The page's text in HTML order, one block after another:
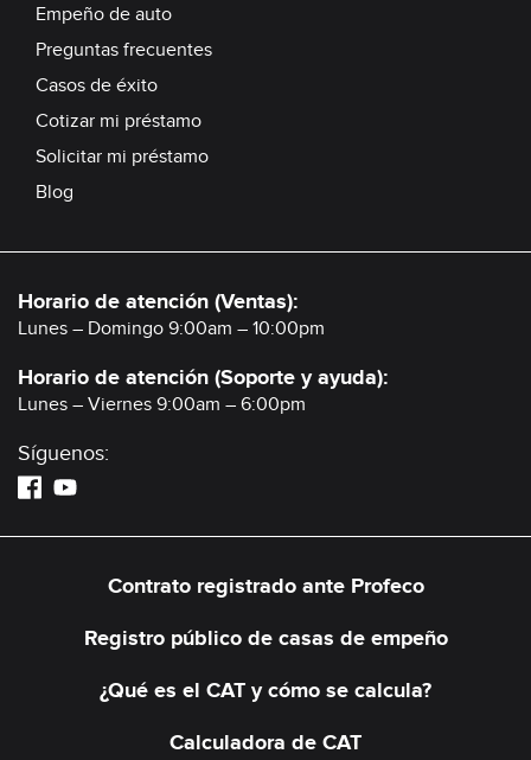
Empeño de auto
Preguntas frecuentes
Casos de éxito
Cotizar mi préstamo
Solicitar mi préstamo
Blog
Horario de atención (Ventas):
Lunes – Domingo 9:00am – 10:00pm
Horario de atención (Soporte y ayuda):
Lunes – Viernes 9:00am – 6:00pm
Síguenos:
Contrato registrado ante Profeco
Registro público de casas de empeño
¿Qué es el CAT y cómo se calcula?
Calculadora de CAT